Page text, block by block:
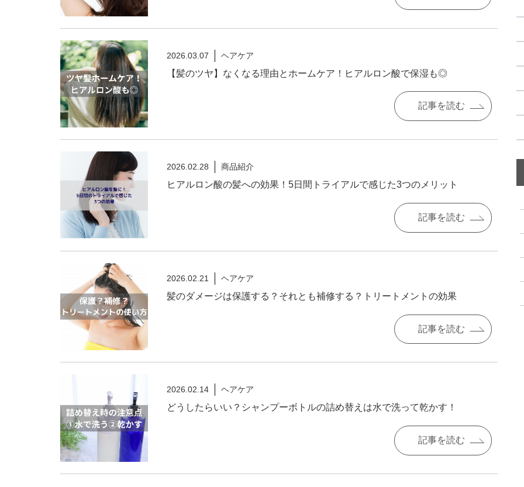
2026.03.07 ヘアケア
【髪のツヤ】なくなる理由とホームケア！ヒアルロン酸で保湿も◎
記事を読む
2026.02.28 商品紹介
ヒアルロン酸の髪への効果！5日間トライアルで感じた3つのメリット
記事を読む
2026.02.21 ヘアケア
髪のダメージは保護する？それとも補修する？トリートメントの効果
記事を読む
2026.02.14 ヘアケア
どうしたらいい？シャンプーボトルの詰め替えは水で洗って乾かす！
記事を読む